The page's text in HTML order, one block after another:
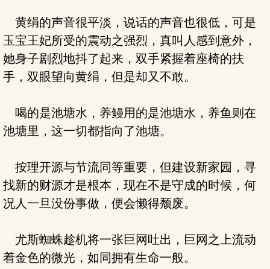
黄绢的声音很平淡，说话的声音也很低，可是
玉宝王妃所受的震动之强烈，真叫人感到意外，
她身子剧烈地抖了起来，双手紧握着座椅的扶
手，双眼望向黄绢，但是却又不敢。
喝的是池塘水，养鳗用的是池塘水，养鱼则在
池塘里，这一切都指向了池塘。
按理开源与节流同等重要，但建设新家园，寻
找新的财源才是根本，现在不是守成的时候，何
况人一旦没份事做，便会懒得颓废。
尤斯蜘蛛趁机将一张巨网吐出，巨网之上流动
着金色的微光，如同拥有生命一般。